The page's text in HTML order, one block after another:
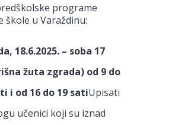
programe
škole u Varaždinu:
18.6.2025. – soba 17
žuta zgrada) od 9 do
i od 16 do 19 satiUpisati
učenici koji su iznad